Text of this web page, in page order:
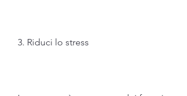
3. Riduci lo stress